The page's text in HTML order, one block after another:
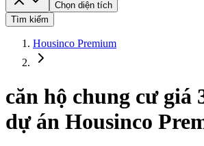
Chọn diện tích
Tìm kiếm
Housinco Premium
căn hộ chung cư giá
dự án Housinco